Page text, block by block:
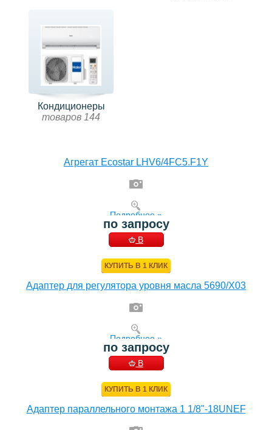
Кондиционеры
товаров 144
Агрегат Ecostar LHV6/4FC5.F1Y
Подробнее »
по запросу
В
КУПИТЬ В 1 КЛИК
Адаптер для регулятора уровня масла 5690/X03
Подробнее »
по запросу
В
КУПИТЬ В 1 КЛИК
Адаптер параллельного монтажа 1 1/8"-18UNEF